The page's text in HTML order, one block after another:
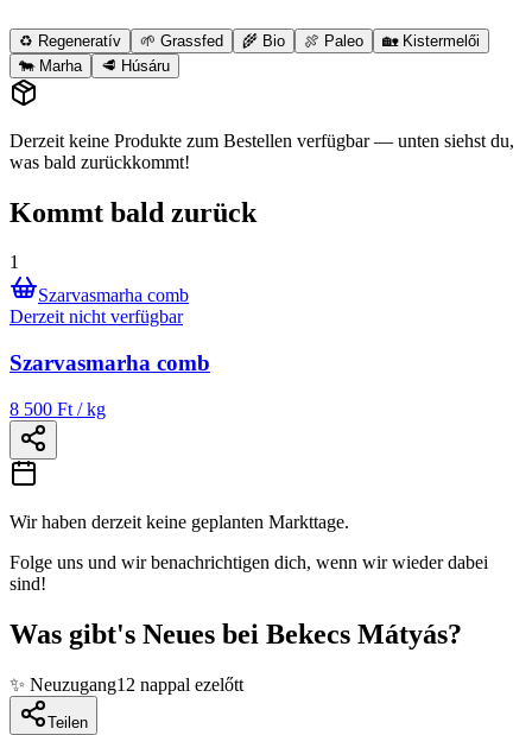
♻️ Regeneratív 🌱 Grassfed 🌾 Bio 🍖 Paleo
🏡 Kistermelői
🐄 Marha
🥩 Húsáru
Derzeit keine Produkte zum Bestellen verfügbar — unten siehst du,
was bald zurückkommt!
Kommt bald zurück
1
Szarvasmarha comb
Derzeit nicht verfügbar
Szarvasmarha comb
8 500 Ft / kg
Wir haben derzeit keine geplanten Markttage.
Folge uns und wir benachrichtigen dich, wenn wir wieder dabei
sind!
Was gibt's Neues bei Bekecs Mátyás?
✨ Neuzugang12 nappal ezelőtt
Teilen